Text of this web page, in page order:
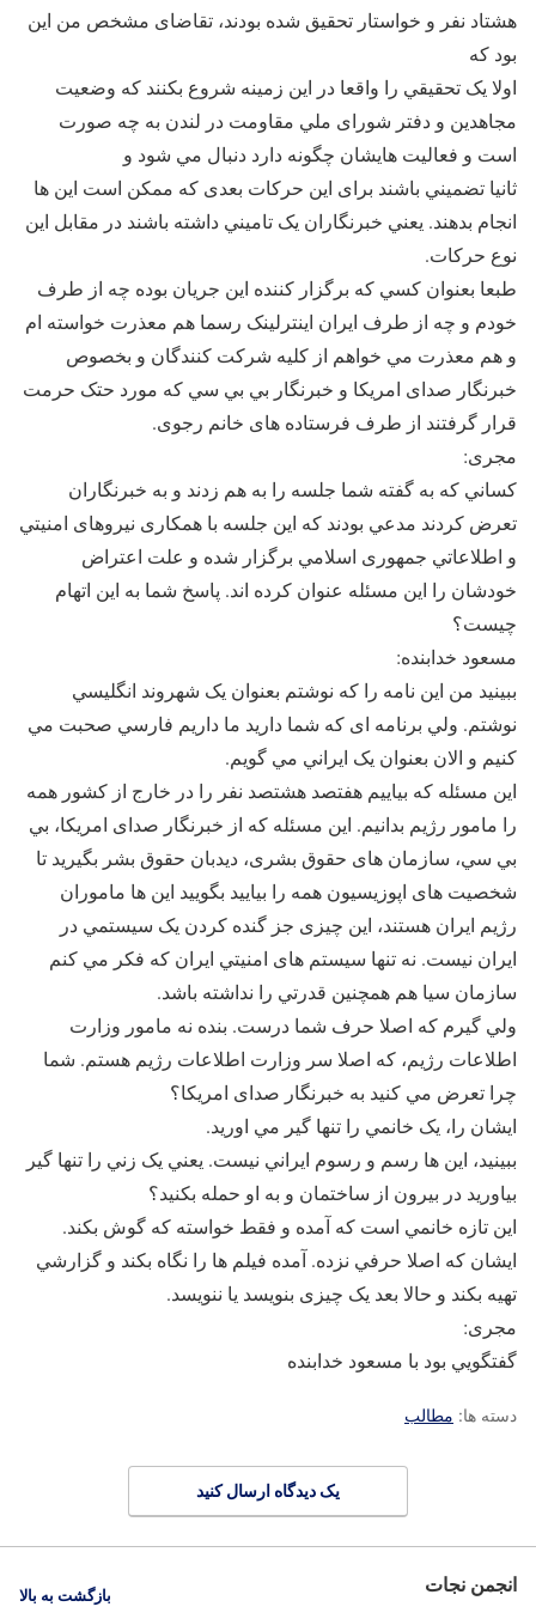
هشتاد نفر و خواستار تحقيق شده بودند، تقاضای مشخص من اين
بود که
اولا يک تحقيقي را واقعا در اين زمينه شروع بکنند که وضعيت
مجاهدين و دفتر شورای ملي مقاومت در لندن به چه صورت
است و فعاليت هايشان چگونه دارد دنبال مي شود و
ثانيا تضميني باشند برای اين حرکات بعدی که ممکن است اين ها
انجام بدهند. يعني خبرنگاران يک تاميني داشته باشند در مقابل اين
نوع حرکات.
طبعا بعنوان کسي که برگزار کننده اين جريان بوده چه از طرف
خودم و چه از طرف ايران اينترلينک رسما هم معذرت خواسته ام
و هم معذرت مي خواهم از کليه شرکت کنندگان و بخصوص
خبرنگار صدای امريکا و خبرنگار بي بي سي که مورد حتک حرمت
قرار گرفتند از طرف فرستاده های خانم رجوی.
مجری:
کساني که به گفته شما جلسه را به هم زدند و به خبرنگاران
تعرض کردند مدعي بودند که اين جلسه با همکاری نيروهای امنيتي
و اطلاعاتي جمهوری اسلامي برگزار شده و علت اعتراض
خودشان را اين مسئله عنوان کرده اند. پاسخ شما به اين اتهام
چيست؟
مسعود خدابنده:
ببينيد من اين نامه را که نوشتم بعنوان يک شهروند انگليسي
نوشتم. ولي برنامه ای که شما داريد ما داريم فارسي صحبت مي
کنيم و الان بعنوان يک ايراني مي گويم.
اين مسئله که بياييم هفتصد هشتصد نفر را در خارج از کشور همه
را مامور رژيم بدانيم. اين مسئله که از خبرنگار صدای امريکا، بي
بي سي، سازمان های حقوق بشری، ديدبان حقوق بشر بگيريد تا
شخصيت های اپوزيسيون همه را بياييد بگوييد اين ها ماموران
رژيم ايران هستند، اين چيزی جز گنده کردن يک سيستمي در
ايران نيست. نه تنها سيستم های امنيتي ايران که فکر مي کنم
سازمان سيا هم همچنين قدرتي را نداشته باشد.
ولي گيرم که اصلا حرف شما درست. بنده نه مامور وزارت
اطلاعات رژيم، که اصلا سر وزارت اطلاعات رژيم هستم. شما
چرا تعرض مي کنيد به خبرنگار صدای امريکا؟
ايشان را، يک خانمي را تنها گير مي اوريد.
ببينيد، اين ها رسم و رسوم ايراني نيست. يعني يک زني را تنها گير
بياوريد در بيرون از ساختمان و به او حمله بکنيد؟
اين تازه خانمي است که آمده و فقط خواسته که گوش بکند.
ايشان که اصلا حرفي نزده. آمده فيلم ها را نگاه بکند و گزارشي
تهيه بکند و حالا بعد يک چيزی بنويسد يا ننويسد.
مجری:
گفتگويي بود با مسعود خدابنده
دسته ها: مطالب
یک دیدگاه ارسال کنید
انجمن نجات بازگشت به بالا